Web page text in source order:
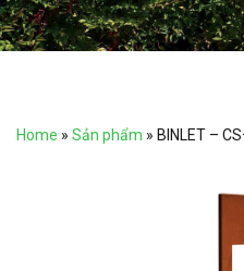
Home » Sản phẩm » BINLET –